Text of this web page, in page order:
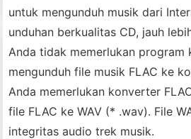
untuk mengunduh musik dari
unduhan berkualitas CD, jauh
Anda tidak memerlukan program
mengunduh file musik FLAC ke
Anda memerlukan konverter
file FLAC ke WAV (* .wav). File
integritas audio trek musik.